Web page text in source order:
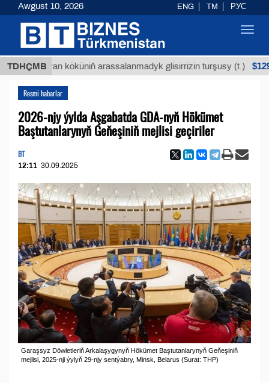
TDHÇMB
Buýan köküniň arassalanmadyk glisirrizin turşusy (t.) $12935,18
Resmi habarlar
2026-njy ýylda Aşgabatda GDA-nyň Hökümet
Baştutanlarynyň Geňeşiniň mejlisi geçiriler
BT
12:11 30.09.2025
Garaşsyz Döwletleriň Arkalaşygynyň Hökümet Baştutanlarynyň Geňeşiniň
mejlisi, 2025-nji ýylyň 29-njy sentýabry, Minsk, Belarus (Surat: THP)
Awgust 10, 2026 ENG TM РУС